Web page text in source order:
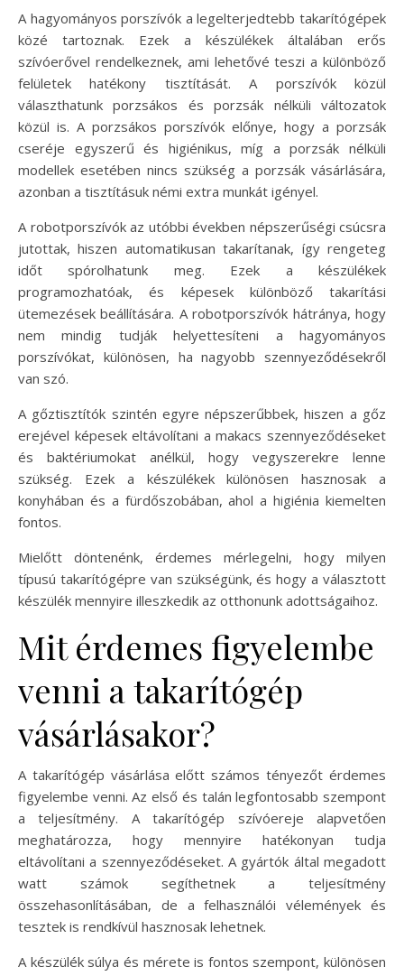
A hagyományos porszívók a legelterjedtebb takarítógépek
közé tartoznak. Ezek a készülékek általában erős
szívóerővel rendelkeznek, ami lehetővé teszi a különböző
felületek hatékony tisztítását. A porszívók közül
választhatunk porzsákos és porzsák nélküli változatok
közül is. A porzsákos porszívók előnye, hogy a porzsák
cseréje egyszerű és higiénikus, míg a porzsák nélküli
modellek esetében nincs szükség a porzsák vásárlására,
azonban a tisztításuk némi extra munkát igényel.
A robotporszívók az utóbbi években népszerűségi csúcsra
jutottak, hiszen automatikusan takarítanak, így rengeteg
időt spórolhatunk meg. Ezek a készülékek
programozhatóak, és képesek különböző takarítási
ütemezések beállítására. A robotporszívók hátránya, hogy
nem mindig tudják helyettesíteni a hagyományos
porszívókat, különösen, ha nagyobb szennyeződésekről
van szó.
A gőztisztítók szintén egyre népszerűbbek, hiszen a gőz
erejével képesek eltávolítani a makacs szennyeződéseket
és baktériumokat anélkül, hogy vegyszerekre lenne
szükség. Ezek a készülékek különösen hasznosak a
konyhában és a fürdőszobában, ahol a higiénia kiemelten
fontos.
Mielőtt döntenénk, érdemes mérlegelni, hogy milyen
típusú takarítógépre van szükségünk, és hogy a választott
készülék mennyire illeszkedik az otthonunk adottságaihoz.
Mit érdemes figyelembe
venni a takarítógép
vásárlásakor?
A takarítógép vásárlása előtt számos tényezőt érdemes
figyelembe venni. Az első és talán legfontosabb szempont
a teljesítmény. A takarítógép szívóereje alapvetően
meghatározza, hogy mennyire hatékonyan tudja
eltávolítani a szennyeződéseket. A gyártók által megadott
watt számok segíthetnek a teljesítmény
összehasonlításában, de a felhasználói vélemények és
tesztek is rendkívül hasznosak lehetnek.
A készülék súlya és mérete is fontos szempont, különösen